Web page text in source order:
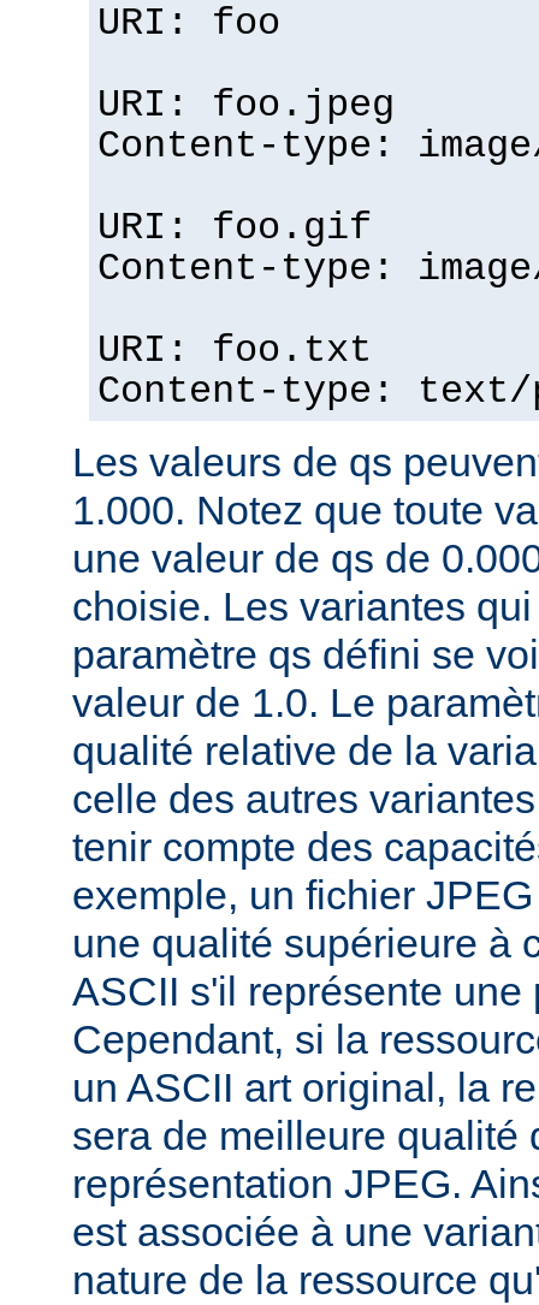
URI: foo
URI: foo.jpeg
Content-type:
URI: foo.gif
Content-type:
URI: foo.txt
Content-type:
Les valeurs de qs
1.000. Notez que toute
une valeur de qs de
choisie. Les variantes
paramètre qs défini se
valeur de 1.0. Le
qualité relative de la
celle des autres
tenir compte des
exemple, un fichier
une qualité supérieure à
ASCII s'il représente une
Cependant, si la
un ASCII art original, la
sera de meilleure qualité
représentation JPEG.
est associée à une
nature de la ressource